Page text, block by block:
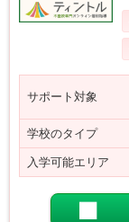
サポート対象
学校のタイプ
入学可能エリア